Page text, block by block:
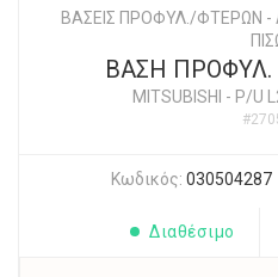
ΒΑΣΕΙΣ ΠΡΟΦΥΛ./ΦΤΕΡΩΝ -
ΒΑΣΗ
MITSUBISHI - P/U
Κωδικός: 030504287
Διαθέσιμο